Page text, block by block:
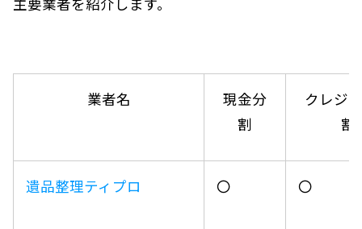
業者名
現金分
割
クレジ
割
遺品整理ティプロ 〇 〇